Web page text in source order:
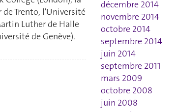
de Trento, l'Université
Luther de Halle
de Genève).
décembre 2014
novembre 2014
octobre 2014
septembre 2014
juin 2014
septembre 2011
mars 2009
octobre 2008
juin 2008